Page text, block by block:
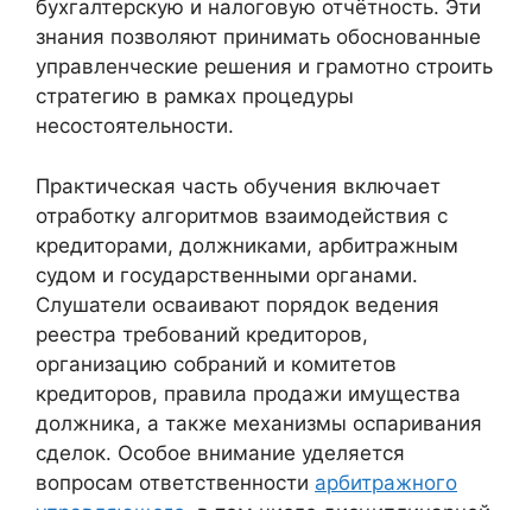
бухгалтерскую и налоговую отчётность. Эти
знания позволяют принимать обоснованные
управленческие решения и грамотно строить
стратегию в рамках процедуры
несостоятельности.
Практическая часть обучения включает
отработку алгоритмов взаимодействия с
кредиторами, должниками, арбитражным
судом и государственными органами.
Слушатели осваивают порядок ведения
реестра требований кредиторов,
организацию собраний и комитетов
кредиторов, правила продажи имущества
должника, а также механизмы оспаривания
сделок. Особое внимание уделяется
вопросам ответственности арбитражного